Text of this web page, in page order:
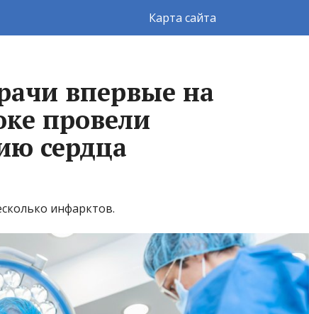
Карта сайта
впервые на
провели
сердца
инфарктов.